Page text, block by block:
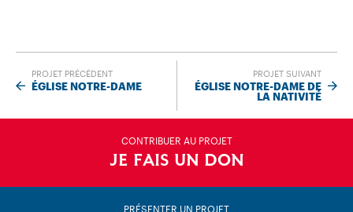
PROJET PRÉCÉDENT
ÉGLISE NOTRE-DAME
PROJET SUIVANT
ÉGLISE NOTRE-DAME DE
LA NATIVITÉ
CONTRIBUER AU PROJET
JE FAIS UN DON
PRÉSENTER UN PROJET